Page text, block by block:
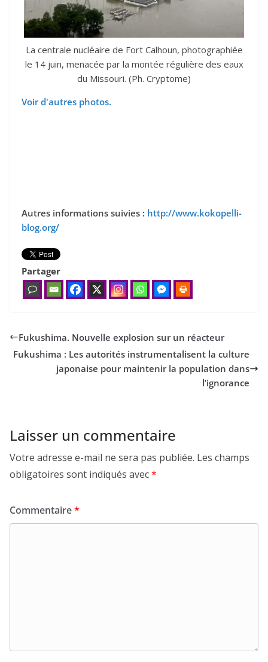
La centrale nucléaire de Fort Calhoun, photographiée
le 14 juin, menacée par la montée régulière des eaux
du Missouri. (Ph. Cryptome)
Voir d'autres photos.
Autres informations suivies : http://www.kokopelli-
blog.org/
Partager
Fukushima. Nouvelle explosion sur un réacteur
Fukushima : Les autorités instrumentalisent la culture
japonaise pour maintenir la population dans
l’ignorance
Laisser un commentaire
Votre adresse e-mail ne sera pas publiée. Les champs
obligatoires sont indiqués avec*
Commentaire*